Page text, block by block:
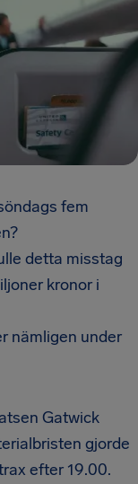
fem
detta misstag
kronor i
nämligen under
Gatwick
gjorde
efter 19.00.